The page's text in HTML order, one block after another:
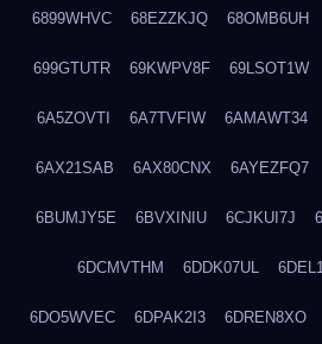
6899WHVC 68EZZKJQ 68OMB6UH
699GTUTR 69KWPV8F 69LSOT1W
6A5ZOVTI 6A7TVFIW 6AMAWT34
6AX21SAB 6AX80CNX 6AYEZFQ7
6BUMJY5E 6BVXINIU 6CJKUI7J
6DCMVTHM 6DDK07UL
6DO5WVEC 6DPAK2I3 6DREN8XO